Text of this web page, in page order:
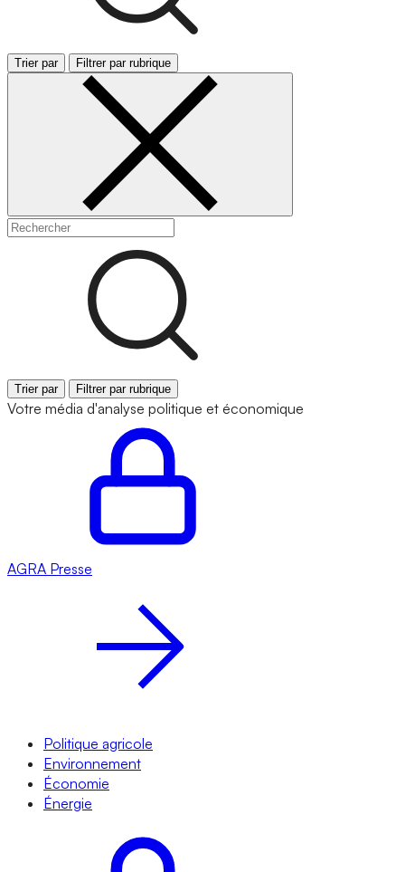
Trier par Filtrer par rubrique
Trier par Filtrer par rubrique
Votre média d'analyse politique et économique
AGRA Presse
Politique agricole
Environnement
Économie
Énergie